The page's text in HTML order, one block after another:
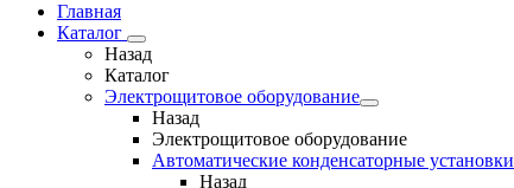
Главная
Каталог
Назад
Каталог
Электрощитовое оборудование
Назад
Электрощитовое оборудование
Автоматические конденсаторные установки
Назад